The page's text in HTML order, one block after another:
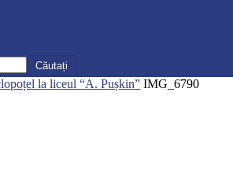
la liceul “A. Pușkin” IMG_6790